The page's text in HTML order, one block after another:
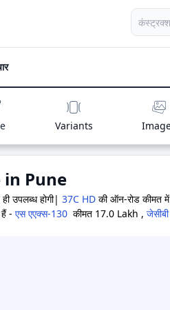
Variants
in Pune
उपलब्ध होगी| 37C HD की ऑन-रोड कीमत
- एस एएक्स-130 कीमत 17.0 Lakh ,